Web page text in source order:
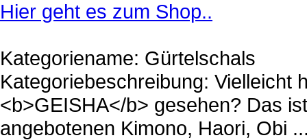
Hier geht es zum Shop..
Kategoriename: Gürtelschals
Kategoriebeschreibung: Vielleicht
<b>GEISHA</b> gesehen? Das
angebotenen Kimono, Haori, Obi